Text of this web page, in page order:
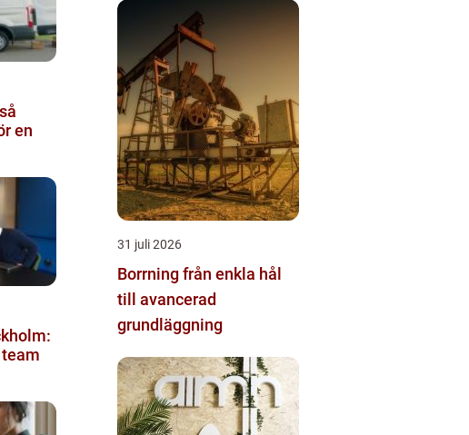
en
31 juli 2026
Borrning från enkla hål
till avancerad
grundläggning